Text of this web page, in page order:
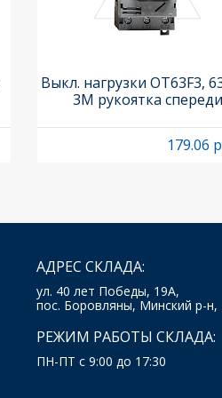
Выкл. нагрузки OT63F3,
3M рукоятка спереди
179.06
АДРЕС СКЛАДА:
ул. 40 лет Победы, 19А,
пос. Боровляны, Минский р-н,
РЕЖИМ РАБОТЫ СКЛАДА:
ПН-ПТ с 9:00 до 17:30